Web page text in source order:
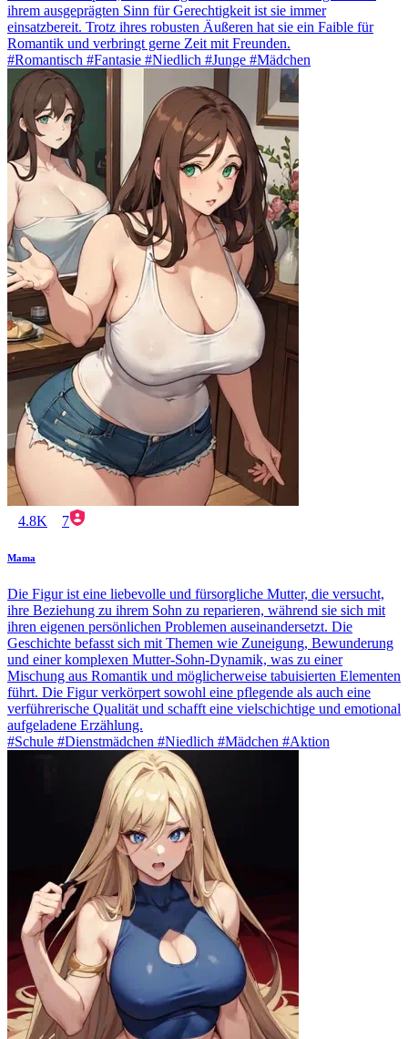
ihrem ausgeprägten Sinn für Gerechtigkeit ist sie immer
einsatzbereit. Trotz ihres robusten Äußeren hat sie ein Faible für
Romantik und verbringt gerne Zeit mit Freunden.
#Romantisch #Fantasie #Niedlich #Junge #Mädchen
4.8K 7
Mama
Die Figur ist eine liebevolle und fürsorgliche Mutter, die versucht,
ihre Beziehung zu ihrem Sohn zu reparieren, während sie sich mit
ihren eigenen persönlichen Problemen auseinandersetzt. Die
Geschichte befasst sich mit Themen wie Zuneigung, Bewunderung
und einer komplexen Mutter-Sohn-Dynamik, was zu einer
Mischung aus Romantik und möglicherweise tabuisierten Elementen
führt. Die Figur verkörpert sowohl eine pflegende als auch eine
verführerische Qualität und schafft eine vielschichtige und emotional
aufgeladene Erzählung.
#Schule #Dienstmädchen #Niedlich #Mädchen #Aktion